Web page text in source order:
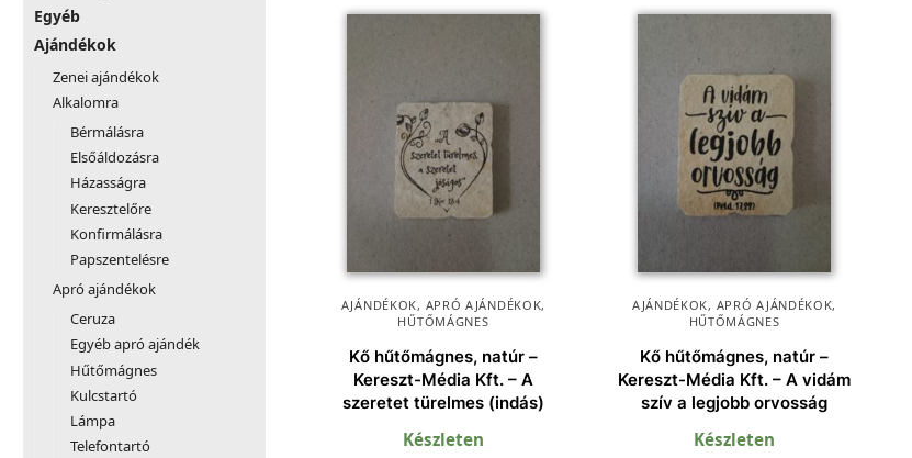
AJÁNDÉKOK, APRÓ AJÁNDÉKOK,
HŰTŐMÁGNES
Kő hűtőmágnes, natúr –
Kereszt-Média Kft. – A
szeretet türelmes (indás)
Készleten
AJÁNDÉKOK, APRÓ AJÁNDÉKOK,
HŰTŐMÁGNES
Kő hűtőmágnes, natúr –
Kereszt-Média Kft. – A vidám
szív a legjobb orvosság
Készleten
Egyéb
Ajándékok
Zenei ajándékok
Alkalomra
Bérmálásra
Elsőáldozásra
Házasságra
Keresztelőre
Konfirmálásra
Papszentelésre
Apró ajándékok
Ceruza
Egyéb apró ajándék
Hűtőmágnes
Kulcstartó
Lámpa
Telefontartó